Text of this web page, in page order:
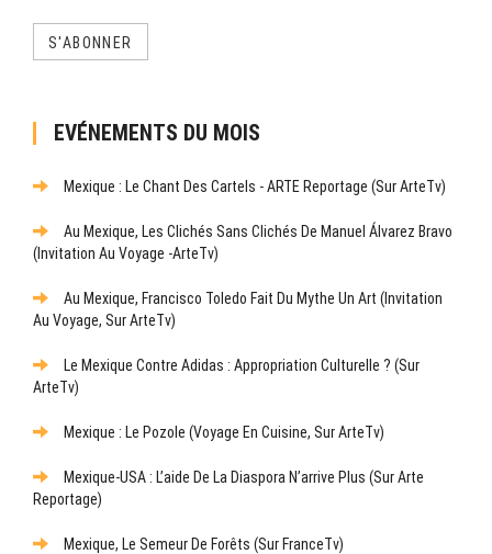
S'ABONNER
EVÉNEMENTS DU MOIS
Mexique : Le Chant Des Cartels - ARTE Reportage (sur ArteTv)
Au Mexique, Les Clichés Sans Clichés De Manuel Álvarez Bravo
(Invitation Au Voyage -ArteTv)
Au Mexique, Francisco Toledo Fait Du Mythe Un Art (Invitation
Au Voyage, Sur ArteTv)
Le Mexique Contre Adidas : Appropriation Culturelle ? (sur
ArteTv)
Mexique : Le Pozole (Voyage En Cuisine, Sur ArteTv)
Mexique-USA : L’aide De La Diaspora N’arrive Plus (sur Arte
Reportage)
Mexique, Le Semeur De Forêts (sur FranceTv)